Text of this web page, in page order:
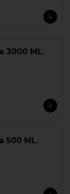
3000 ML.
500 ML.